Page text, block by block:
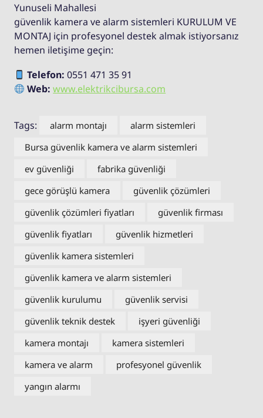
Yunuseli Mahallesi
güvenlik kamera ve alarm sistemleri KURULUM VE
MONTAJ için profesyonel destek almak istiyorsanız
hemen iletişime geçin:
Telefon: 0551 471 35 91
Web: www.elektrikcibursa.com
Tags: alarm montajı
alarm sistemleri
Bursa güvenlik kamera ve alarm sistemleri
ev güvenliği
fabrika güvenliği
gece görüşlü kamera
güvenlik çözümleri
güvenlik çözümleri fiyatları
güvenlik firması
güvenlik fiyatları
güvenlik hizmetleri
güvenlik kamera sistemleri
güvenlik kamera ve alarm sistemleri
güvenlik kurulumu
güvenlik servisi
güvenlik teknik destek
işyeri güvenliği
kamera montajı
kamera sistemleri
kamera ve alarm
profesyonel güvenlik
yangın alarmı